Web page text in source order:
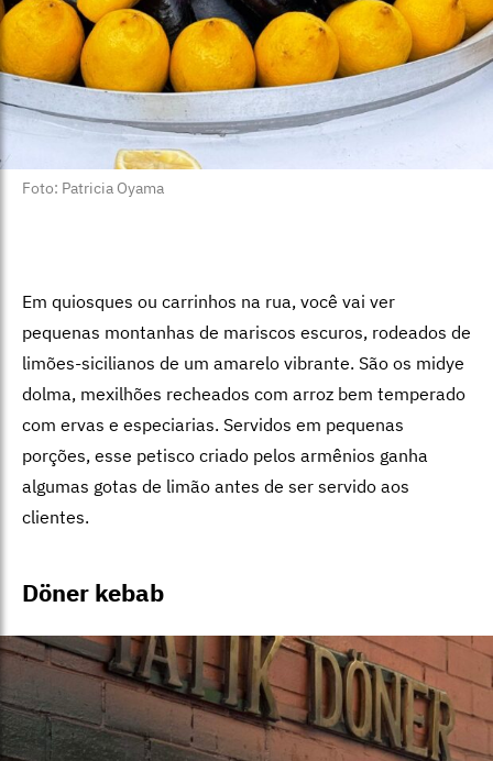
Foto: Patricia Oyama
Em quiosques ou carrinhos na rua, você vai ver
pequenas montanhas de mariscos escuros, rodeados de
limões-sicilianos de um amarelo vibrante. São os midye
dolma, mexilhões recheados com arroz bem temperado
com ervas e especiarias. Servidos em pequenas
porções, esse petisco criado pelos armênios ganha
algumas gotas de limão antes de ser servido aos
clientes.
Döner kebab